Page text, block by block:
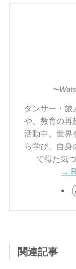
〜
ダンサー・旅
や、教育の再
活動中。世界
ら学び、自身
で得た気
→
関連記事